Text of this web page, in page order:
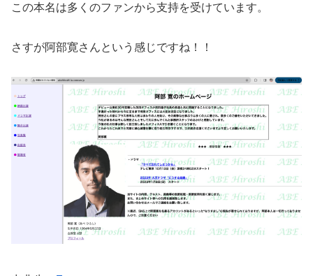
この本名は多くのファンから支持を受けています。
さすが阿部寛さんという感じですね！！